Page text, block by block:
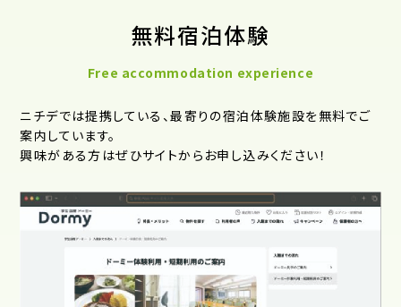
無料宿泊体験
Free accommodation experience
ニチデでは提携している、最寄りの宿泊体験施設を無料でご
案内しています。
興味がある方はぜひサイトからお申し込みください！